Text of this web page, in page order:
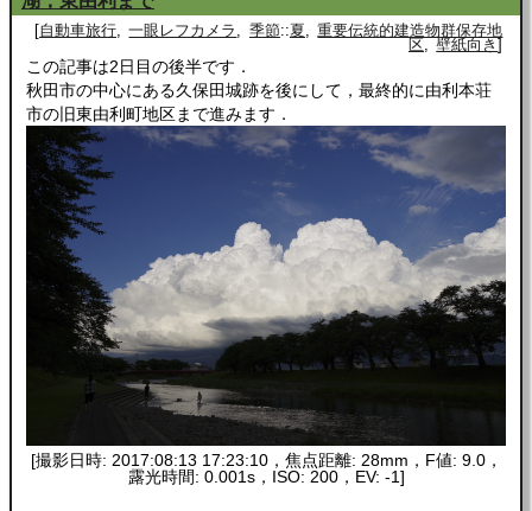
自動車旅行 一眼レフカメラ 季節::夏
重要伝統的建造物群保存地
区
壁紙向き
この記事は2日目の後半です．
秋田市の中心にある久保田城跡を後にして，最終的に由利本荘
市の旧東由利町地区まで進みます．
[撮影日時: 2017:08:13 17:23:10，焦点距離: 28mm，F値: 9.0，
露光時間: 0.001s，ISO: 200，EV: -1]